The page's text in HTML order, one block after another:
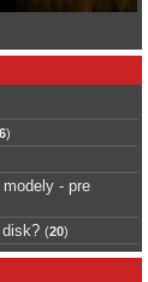
6)
- pre
(20)